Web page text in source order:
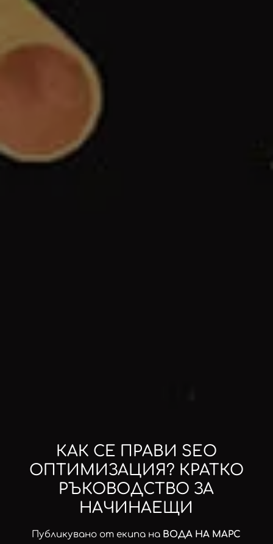
КАК СЕ ПРАВИ SEO
ОПТИМИЗАЦИЯ? КРАТКО
РЪКОВОДСТВО ЗА
НАЧИНАЕЩИ
Публикувано от екипа на ВОДА НА МАРС